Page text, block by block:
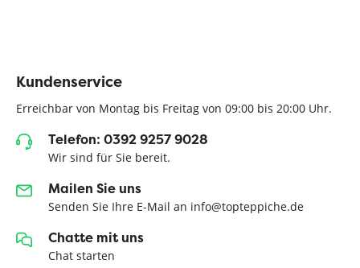
Kundenservice
Erreichbar von Montag bis Freitag von 09:00 bis 20:00 Uhr.
Telefon: 0392 9257 9028
Wir sind für Sie bereit.
Mailen Sie uns
Senden Sie Ihre E-Mail an info@topteppiche.de
Chatte mit uns
Chat starten